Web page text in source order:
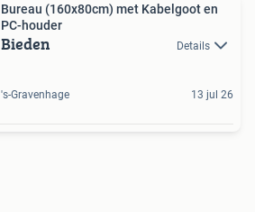
Bureau (160x80cm) met Kabelgoot en
PC-houder
Bieden Details
's-Gravenhage 13 jul 26